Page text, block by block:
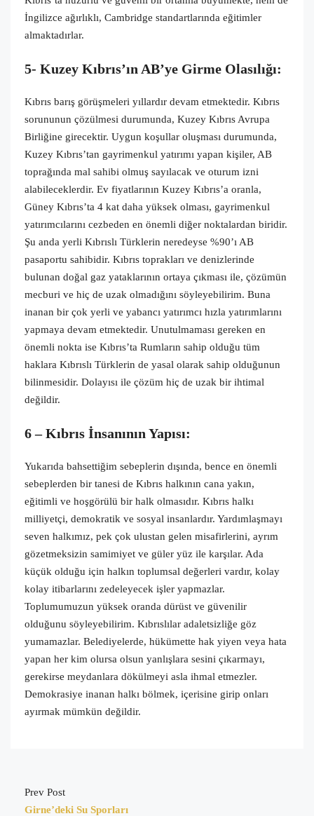
İngilizce ağırlıklı, Cambridge standartlarında eğitimler
almaktadırlar.
5- Kuzey Kıbrıs’ın AB’ye Girme Olasılığı:
Kıbrıs barış görüşmeleri yıllardır devam etmektedir. Kıbrıs
sorununun çözülmesi durumunda, Kuzey Kıbrıs Avrupa
Birliğine girecektir. Uygun koşullar oluşması durumunda,
Kuzey Kıbrıs’tan gayrimenkul yatırımı yapan kişiler, AB
toprağında mal sahibi olmuş sayılacak ve oturum izni
alabileceklerdir. Ev fiyatlarının Kuzey Kıbrıs’a oranla,
Güney Kıbrıs’ta 4 kat daha yüksek olması, gayrimenkul
yatırımcılarını cezbeden en önemli diğer noktalardan biridir.
Şu anda yerli Kıbrıslı Türklerin neredeyse %90’ı AB
pasaportu sahibidir. Kıbrıs toprakları ve denizlerinde
bulunan doğal gaz yataklarının ortaya çıkması ile, çözümün
mecburi ve hiç de uzak olmadığını söyleyebilirim. Buna
inanan bir çok yerli ve yabancı yatırımcı hızla yatırımlarını
yapmaya devam etmektedir. Unutulmaması gereken en
önemli nokta ise Kıbrıs’ta Rumların sahip olduğu tüm
haklara Kıbrıslı Türklerin de yasal olarak sahip olduğunun
bilinmesidir. Dolayısı ile çözüm hiç de uzak bir ihtimal
değildir.
6 – Kıbrıs İnsanının Yapısı:
Yukarıda bahsettiğim sebeplerin dışında, bence en önemli
sebeplerden bir tanesi de Kıbrıs halkının cana yakın,
eğitimli ve hoşgörülü bir halk olmasıdır. Kıbrıs halkı
milliyetçi, demokratik ve sosyal insanlardır. Yardımlaşmayı
seven halkımız, pek çok ulustan gelen misafirlerini, ayrım
gözetmeksizin samimiyet ve güler yüz ile karşılar. Ada
küçük olduğu için halkın toplumsal değerleri vardır, kolay
kolay itibarlarını zedeleyecek işler yapmazlar.
Toplumumuzun yüksek oranda dürüst ve güvenilir
olduğunu söyleyebilirim. Kıbrıslılar adaletsizliğe göz
yumamazlar. Belediyelerde, hükümette hak yiyen veya hata
yapan her kim olursa olsun yanlışlara sesini çıkarmayı,
gerekirse meydanlara dökülmeyi asla ihmal etmezler.
Demokrasiye inanan halkı bölmek, içerisine girip onları
ayırmak mümkün değildir.
Prev Post
Girne’deki Su Sporları